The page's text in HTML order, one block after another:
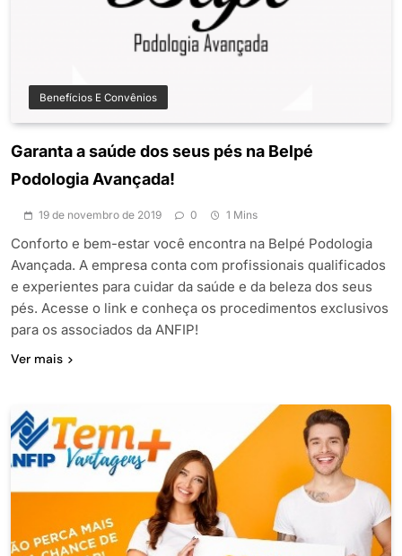
Benefícios E Convênios
Garanta a saúde dos seus pés na Belpé
Podologia Avançada!
19 de novembro de 2019 0 1 Mins
Conforto e bem-estar você encontra na Belpé Podologia
Avançada. A empresa conta com profissionais qualificados
e experientes para cuidar da saúde e da beleza dos seus
pés. Acesse o link e conheça os procedimentos exclusivos
para os associados da ANFIP!
Ver mais